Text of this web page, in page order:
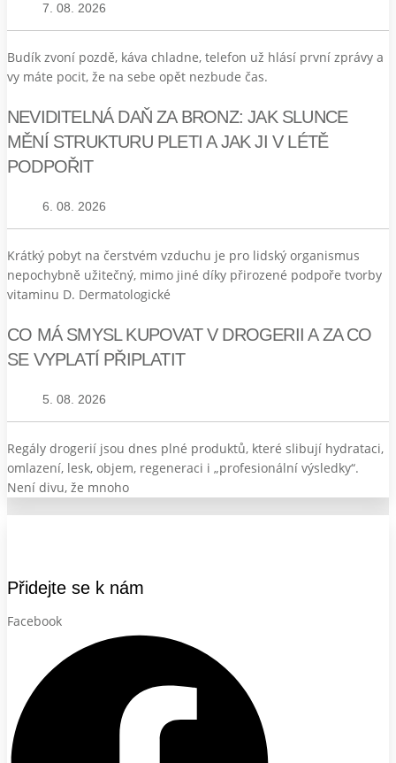
7. 08. 2026
Budík zvoní pozdě, káva chladne, telefon už hlásí první zprávy a
vy máte pocit, že na sebe opět nezbude čas.
NEVIDITELNÁ DAŇ ZA BRONZ: JAK SLUNCE
MĚNÍ STRUKTURU PLETI A JAK JI V LÉTĚ
PODPOŘIT
6. 08. 2026
Krátký pobyt na čerstvém vzduchu je pro lidský organismus
nepochybně užitečný, mimo jiné díky přirozené podpoře tvorby
vitaminu D. Dermatologické
CO MÁ SMYSL KUPOVAT V DROGERII A ZA CO
SE VYPLATÍ PŘIPLATIT
5. 08. 2026
Regály drogerií jsou dnes plné produktů, které slibují hydrataci,
omlazení, lesk, objem, regeneraci i „profesionální výsledky“.
Není divu, že mnoho
Přidejte se k nám
Facebook